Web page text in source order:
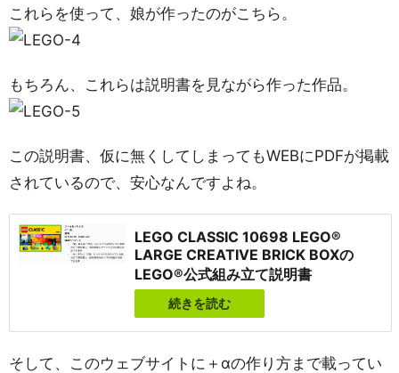
これらを使って、娘が作ったのがこちら。
もちろん、これらは説明書を見ながら作った作品。
この説明書、仮に無くしてしまってもWEBにPDFが掲載
されているので、安心なんですよね。
LEGO CLASSIC 10698 LEGO®
LARGE CREATIVE BRICK BOXの
LEGO®公式組み立て説明書
続きを読む
そして、このウェブサイトに＋αの作り方まで載ってい